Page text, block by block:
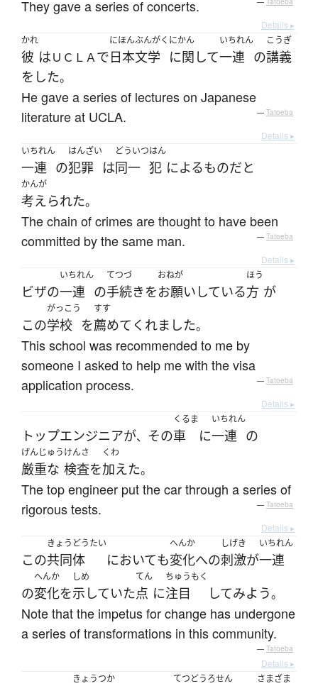
They gave a series of concerts.
Details ▸
かれ
彼 はＵＣＬＡで
にほんぶんがく
日本文学
にかん
に関して
いちれん
一連 の
こうぎ
講義
を した。
He gave a series of lectures on Japanese
literature at UCLA.
— Tatoeba
Details ▸
いちれん
一連 の
はんざい
犯罪 は
どういつ
同一
はん
犯 によるものだと
かんが
考えられた。
The chain of crimes are thought to have been
committed by the same man.
— Tatoeba
Details ▸
ビザの
いちれん
一連 の
てつづ
手続きを
おねが
お願い している
ほう
方 が
この
がっこう
学校 を
すす
薦めて くれました。
This school was recommended to me by
someone I asked to help me with the visa
application process.
— Tatoeba
Details ▸
トップエンジニアが、 その
くるま
車 に
いちれん
一連 の
げんじゅう
厳重な
けんさ
検査を
くわ
加えた。
The top engineer put the car through a series of
rigorous tests.
— Tatoeba
Details ▸
この
きょうどうたい
共同体 においても
へんか
変化への
しげき
刺激が
いちれん
一連
の
へんか
変化を
しめ
示していた
てん
点 に
ちゅうもく
注目 してみよう。
Note that the impetus for change has undergone
a series of transformations in this community.
— Tatoeba
Details ▸
きょうつか てつどうろせん さまざま